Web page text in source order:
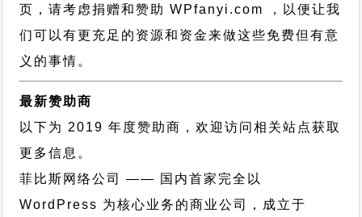
页，请考虑捐赠和赞助 WPfanyi.com ，以便让我
们可以有更充足的资源和资金来做这些免费但有意
义的事情。
最新赞助商
以下为 2019 年度赞助商，欢迎访问相关站点获取
更多信息。
菲比斯网络公司
—— 国内首家完全以
WordPress 为核心业务的商业公司，成立于